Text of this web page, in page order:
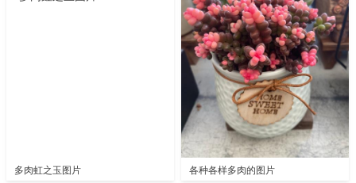
多肉虹之玉图片 各种各样多肉的图片